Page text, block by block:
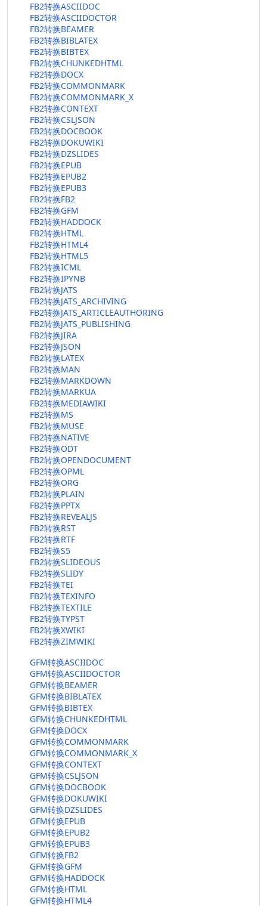
FB2转换ASCIIDOC
FB2转换ASCIIDOCTOR
FB2转换BEAMER
FB2转换BIBLATEX
FB2转换BIBTEX
FB2转换CHUNKEDHTML
FB2转换DOCX
FB2转换COMMONMARK
FB2转换COMMONMARK_X
FB2转换CONTEXT
FB2转换CSLJSON
FB2转换DOCBOOK
FB2转换DOKUWIKI
FB2转换DZSLIDES
FB2转换EPUB
FB2转换EPUB2
FB2转换EPUB3
FB2转换FB2
FB2转换GFM
FB2转换HADDOCK
FB2转换HTML
FB2转换HTML4
FB2转换HTML5
FB2转换ICML
FB2转换IPYNB
FB2转换JATS
FB2转换JATS_ARCHIVING
FB2转换JATS_ARTICLEAUTHORING
FB2转换JATS_PUBLISHING
FB2转换JIRA
FB2转换JSON
FB2转换LATEX
FB2转换MAN
FB2转换MARKDOWN
FB2转换MARKUA
FB2转换MEDIAWIKI
FB2转换MS
FB2转换MUSE
FB2转换NATIVE
FB2转换ODT
FB2转换OPENDOCUMENT
FB2转换OPML
FB2转换ORG
FB2转换PLAIN
FB2转换PPTX
FB2转换REVEALJS
FB2转换RST
FB2转换RTF
FB2转换S5
FB2转换SLIDEOUS
FB2转换SLIDY
FB2转换TEI
FB2转换TEXINFO
FB2转换TEXTILE
FB2转换TYPST
FB2转换XWIKI
FB2转换ZIMWIKI
GFM转换ASCIIDOC
GFM转换ASCIIDOCTOR
GFM转换BEAMER
GFM转换BIBLATEX
GFM转换BIBTEX
GFM转换CHUNKEDHTML
GFM转换DOCX
GFM转换COMMONMARK
GFM转换COMMONMARK_X
GFM转换CONTEXT
GFM转换CSLJSON
GFM转换DOCBOOK
GFM转换DOKUWIKI
GFM转换DZSLIDES
GFM转换EPUB
GFM转换EPUB2
GFM转换EPUB3
GFM转换FB2
GFM转换GFM
GFM转换HADDOCK
GFM转换HTML
GFM转换HTML4